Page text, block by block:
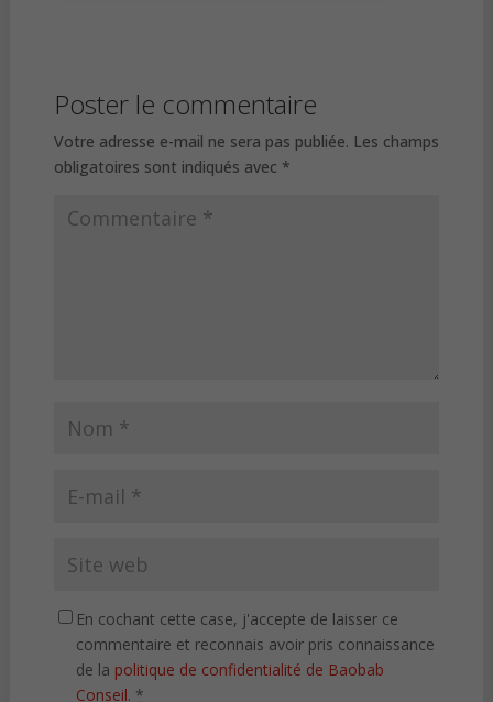
Poster le commentaire
Votre adresse e-mail ne sera pas publiée. Les champs
obligatoires sont indiqués avec *
En cochant cette case, j'accepte de laisser ce
commentaire et reconnais avoir pris connaissance
de la politique de confidentialité de Baobab
Conseil. *